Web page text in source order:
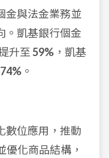
金與法金業務並
。凱基銀行個金
升至 59% ，凱基
74% 。
數位應用，推動
優化商品結構，